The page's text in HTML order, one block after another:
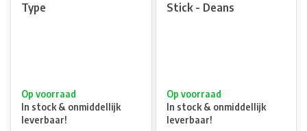
Type
Op voorraad
In stock & onmiddellijk
leverbaar!
Stick - Deans
Op voorraad
In stock & onmiddellijk
leverbaar!